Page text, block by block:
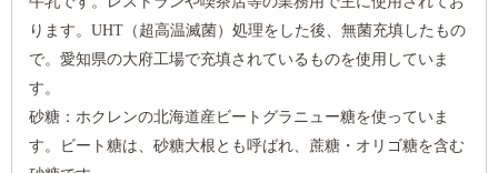
ります。UHT（超高温滅菌）処理をした後、無菌充填したもの
で。愛知県の大府工場で充填されているものを使用していま
す。
砂糖：ホクレンの北海道産ビートグラニュー糖を使っていま
す。ビート糖は、砂糖大根とも呼ばれ、蔗糖・オリゴ糖を含む